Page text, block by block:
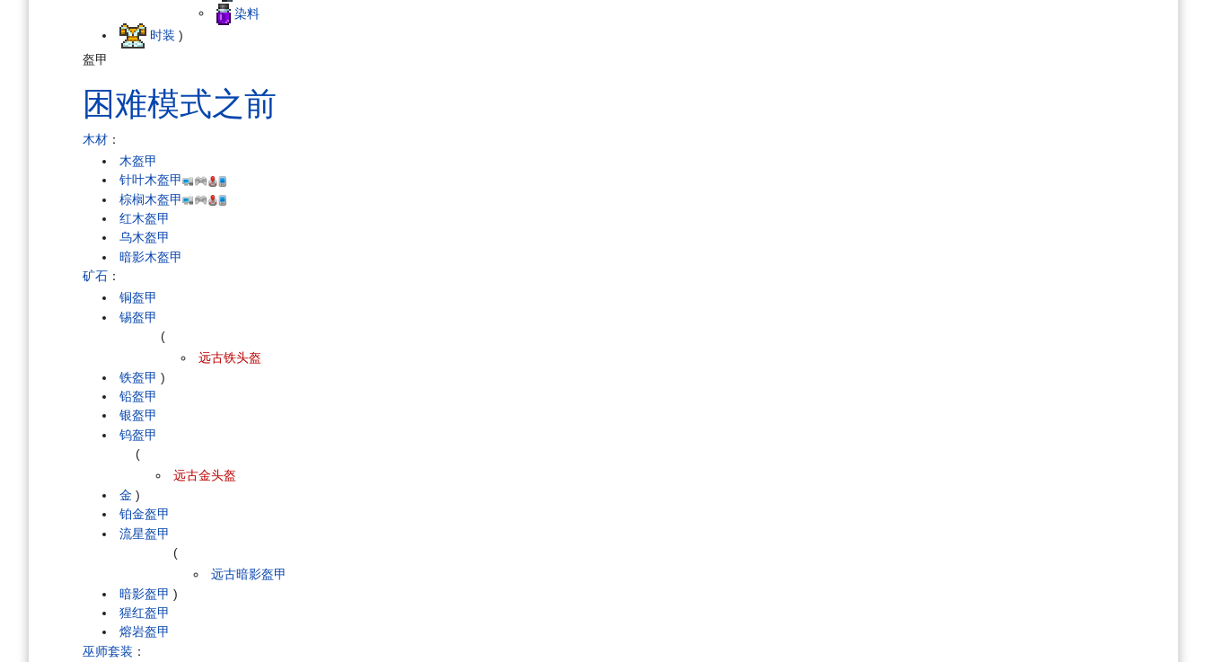
时装
染料
)
盔甲
困难模式之前
木材 ：
木盔甲
针叶木盔甲
棕榈木盔甲
红木盔甲
乌木盔甲
暗影木盔甲
矿石 ：
铜盔甲
锡盔甲
铁盔甲
(
远古铁头盔
)
铅盔甲
银盔甲
钨盔甲
金
(
远古金头盔
)
铂金盔甲
流星盔甲
暗影盔甲
(
远古暗影盔甲
)
猩红盔甲
熔岩盔甲
巫师套装 ：